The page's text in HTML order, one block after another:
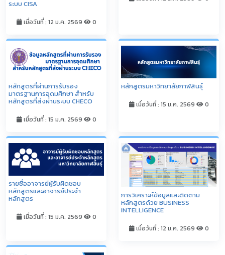
ระบบ CISA
เมื่อวันที่ : 12 ม.ค. 2569 0
หลักสูตรที่ผ่านการรับรอง
มาตรฐานการอุดมศึกษา สำหรับ
หลักสูตรที่ส่งผ่านระบบ CHECO
เมื่อวันที่ : 15 ม.ค. 2569 0
หลักสูตรมหาวิทยาลัยกาฬสินธุ์
เมื่อวันที่ : 15 ม.ค. 2569 0
รายชื่ออาจารย์ผู้รับผิดชอบ
หลักสูตรและอาจารย์ประจำ
หลักสูตร
เมื่อวันที่ : 15 ม.ค. 2569 0
การวิเคราะห์ข้อมูลและติดตาม
หลักสูตรด้วย BUSINESS
INTELLIGENCE
เมื่อวันที่ : 12 ม.ค. 2569 0